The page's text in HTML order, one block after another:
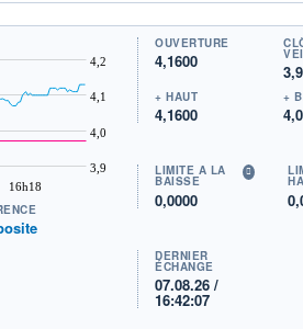
16h18
3,9
4,0
4,1
4,2
OUVERTURE
4,1600
+ HAUT
4,1600
+
LIMITE À LA
BAISSE
0,0000
DERNIER
ÉCHANGE
07.08.26 /
16:42:07